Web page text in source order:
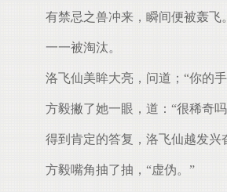
有禁忌之兽冲来，瞬间便被轰飞。
一一被淘汰。
洛飞仙美眸大亮，问道；“你的
方毅撇了她一眼，道：“很稀奇
得到肯定的答复，洛飞仙越发兴
方毅嘴角抽了抽，“虚伪。”